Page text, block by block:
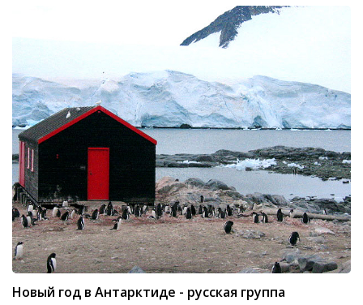
Новый год в Антарктиде - русская группа